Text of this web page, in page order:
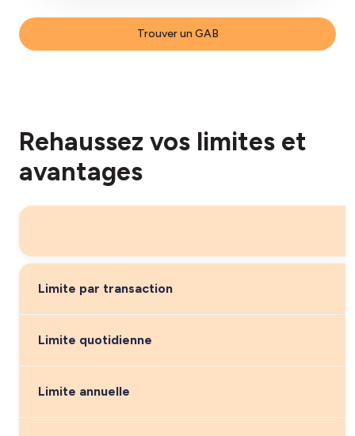
Trouver un GAB
Rehaussez vos limites et
avantages
Limite par transaction
Limite quotidienne
Limite annuelle